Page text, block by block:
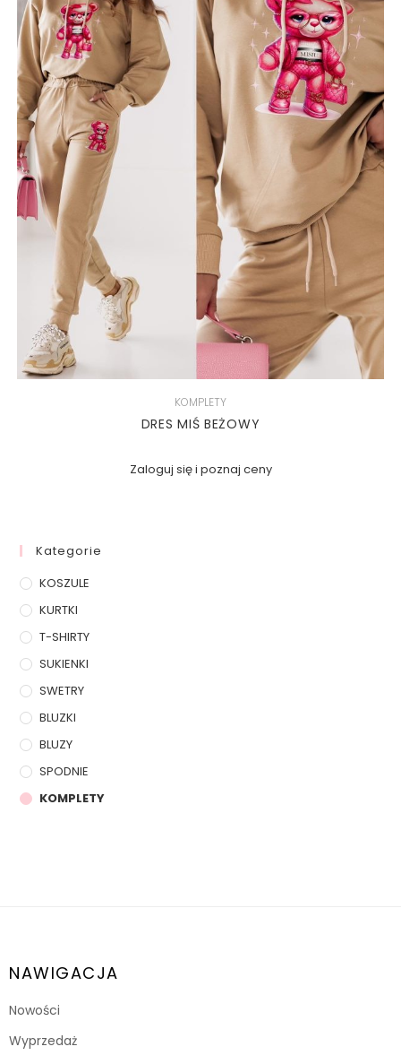
KOMPLETY
DRES MIŚ BEŻOWY
Zaloguj się i poznaj ceny
Kategorie
KOSZULE
KURTKI
T-SHIRTY
SUKIENKI
SWETRY
BLUZKI
BLUZY
SPODNIE
KOMPLETY
NAWIGACJA
Nowości
Wyprzedaż